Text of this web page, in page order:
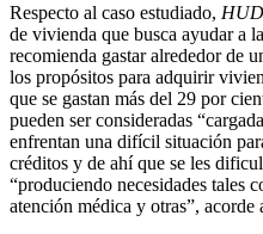
Respecto al caso estudiado, HUD
de vivienda que busca ayudar a
recomienda gastar alrededor de
los propósitos para adquirir
que se gastan más del 29 por
pueden ser consideradas
enfrentan una difícil situación
créditos y de ahí que se les
“produciendo necesidades tales
atención médica y otras”, acorde